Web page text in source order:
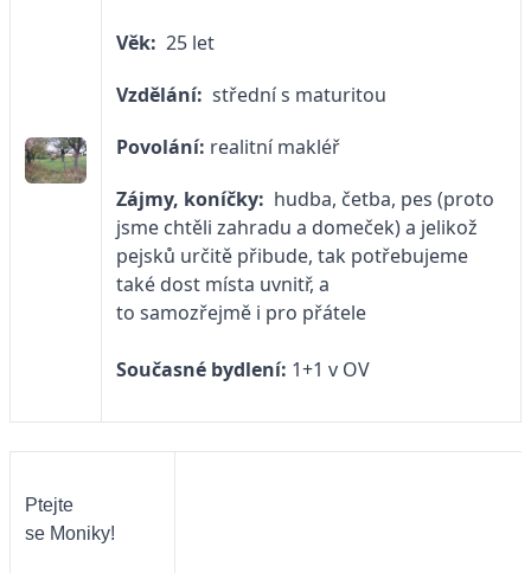
Věk: 25 let
Vzdělání: střední s maturitou
Povolání: realitní makléř
Zájmy, koníčky: hudba, četba, pes (proto
jsme chtěli zahradu a domeček) a jelikož
pejsků určitě přibude, tak potřebujeme
také dost místa uvnitř, a
to samozřejmě i pro přátele
Současné bydlení: 1+1 v OV
Ptejte
se Moniky!